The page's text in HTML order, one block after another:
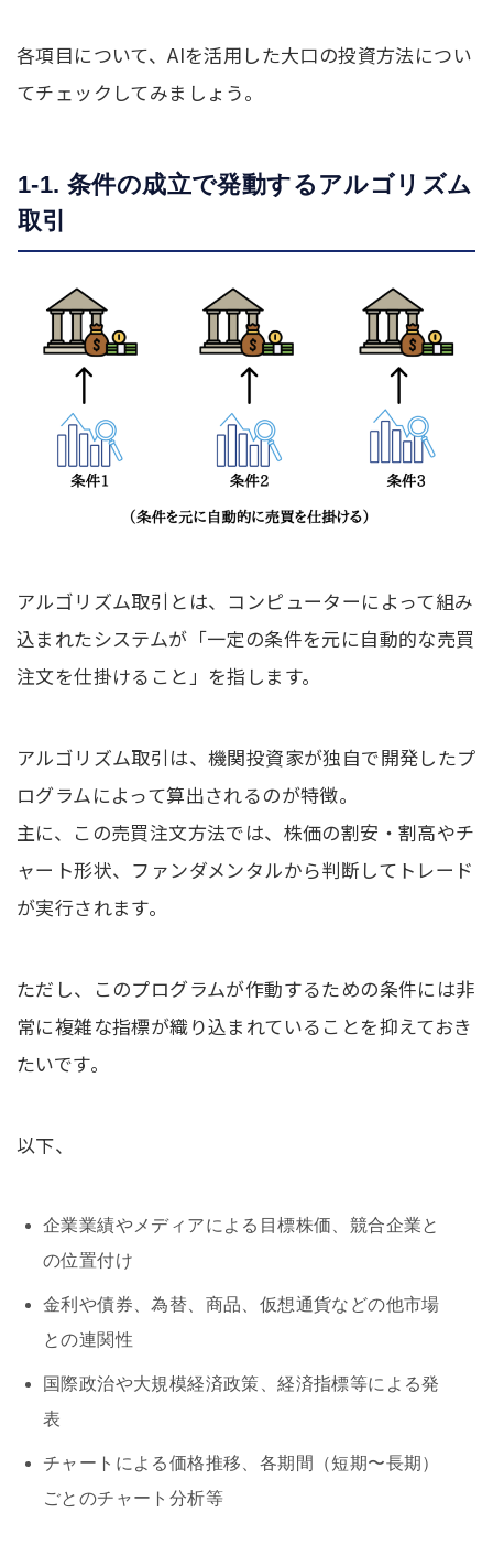
各項目について、AIを活用した大口の投資方法につい
てチェックしてみましょう。
1-1. 条件の成立で発動するアルゴリズム
取引
アルゴリズム取引とは、コンピューターによって組み
込まれたシステムが「一定の条件を元に自動的な売買
注文を仕掛けること」を指します。
アルゴリズム取引は、機関投資家が独自で開発したプ
ログラムによって算出されるのが特徴。
主に、この売買注文方法では、株価の割安・割高やチ
ャート形状、ファンダメンタルから判断してトレード
が実行されます。
ただし、このプログラムが作動するための条件には非
常に複雑な指標が織り込まれていることを抑えておき
たいです。
以下、
企業業績やメディアによる目標株価、競合企業と
の位置付け
金利や債券、為替、商品、仮想通貨などの他市場
との連関性
国際政治や大規模経済政策、経済指標等による発
表
チャートによる価格推移、各期間（短期〜長期）
ごとのチャート分析等